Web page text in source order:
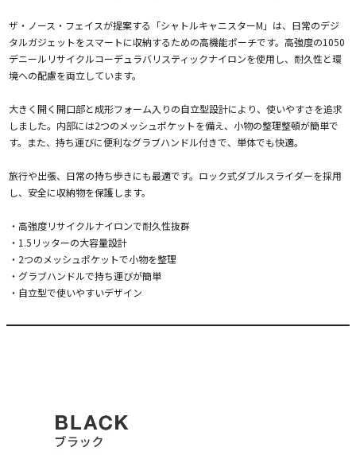
ザ・ノース・フェイスが提案する「シャトルキャニスターM」は、日常のデジ
タルガジェットをスマートに収納するための高機能ポーチです。高強度の1050
デニールリサイクルコーデュラバリスティックナイロンを使用し、耐久性と環
境への配慮を両立しています。
大きく開く開口部と成形フォーム入りの自立型設計により、使いやすさを追求
しました。内部には2つのメッシュポケットを備え、小物の整理整頓が簡単で
す。また、持ち運びに便利なグラブハンドル付きで、単体でも快適。
旅行や出張、日常の持ち歩きにも最適です。ロック式ダブルスライダーを採用
し、安全に収納物を保護します。
・高強度リサイクルナイロンで耐久性抜群
・1.5リッターの大容量設計
・2つのメッシュポケットで小物を整理
・グラブハンドルで持ち運びが簡単
・自立型で使いやすいデザイン